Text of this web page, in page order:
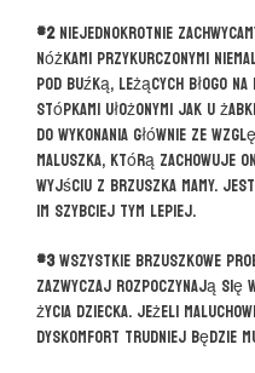
#2Niejednokrotnie
nóżkami przykurczonymi
pod buźką, leżących błogo
stópkami ułożonymi jak u
do wykonania głównie ze
maluszka, którą zachowuje
wyjściu z brzuszka mamy.
im szybciej tym lepiej.
#3Wszystkie brzuszkowe
zazwyczaj rozpoczynają się
życia dziecka. Jeżeli
dyskomfort trudniej będzie